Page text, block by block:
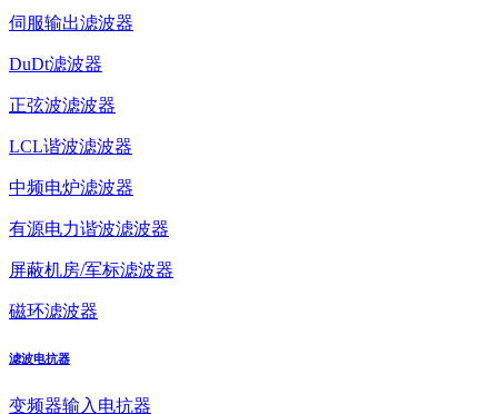
伺服输出滤波器
DuDt滤波器
正弦波滤波器
LCL谐波滤波器
中频电炉滤波器
有源电力谐波滤波器
屏蔽机房/军标滤波器
磁环滤波器
滤波电抗器
变频器输入电抗器